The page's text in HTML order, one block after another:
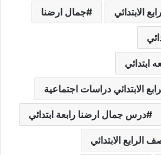
الابتدائي جمال ارضنا
ابتدائي
الابتدائي دراسات اجتماعية
درس جمال ارضنا رابعة ابتدائي
الابتدائي